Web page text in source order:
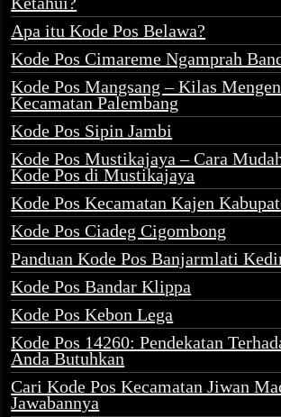
Apa itu Kode Pos Belawa?
Kode Pos Cimareme Ngamprah
Kode Pos Mangsang – Kilas
Kecamatan Palembang
Kode Pos Sipin Jambi
Kode Pos Mustikajaya – Cara
Kode Pos di Mustikajaya
Kode Pos Kecamatan Kajen
Kode Pos Ciadeg Cigombong
Panduan Kode Pos Banjarmlati
Kode Pos Bandar Klippa
Kode Pos Kebon Lega
Kode Pos 14260: Pendekatan
Anda Butuhkan
Cari Kode Pos Kecamatan Jiwan
Jawabannya